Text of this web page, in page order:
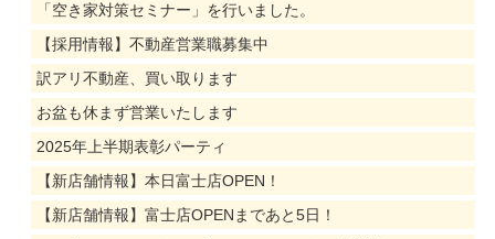
「空き家対策セミナー」を行いました。
【採用情報】不動産営業職募集中
訳アリ不動産、買い取ります
お盆も休まず営業いたします
2025年上半期表彰パーティ
【新店舗情報】本日富士店OPEN！
【新店舗情報】富士店OPENまであと5日！